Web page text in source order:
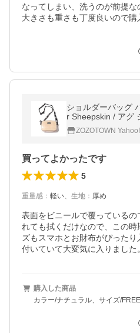
なってしまい、洗うのが前提な
大きさも重さも丁度良いので購
ショルダーバッグ
r Sheepskin / アグ
ープスキン
ZOZOTOWN
買ってよかったです
5
重量感 ： 軽い、 生地 ： 厚め
表面をビニールで覆っている
れても拭くだけなので、この
ズもスマホとお財布がぴった
付いていて大変気に入りました
購入した商品
カラー/ナチュラル、サイズ/FREE